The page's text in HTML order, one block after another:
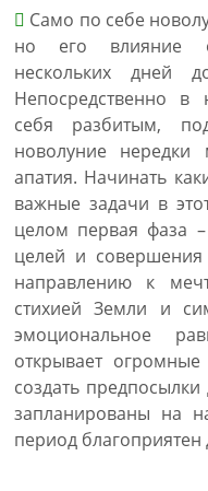
Само по себе
но его влияние
нескольких дней
Непосредственно в
себя разбитым,
новолуние нередки
апатия. Начинать
важные задачи в
целом первая фаза –
целей и
направлению к
стихией Земли и
эмоциональное
открывает
создать
запланированы на
период